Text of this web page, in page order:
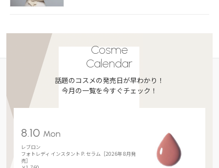
Cosme
Calendar
話題のコスメの発売日が早わかり！
今月の一覧を今すぐチェック！
8.10 Mon
レブロン
フォトレディ インスタント P. セラム［2026年 8月発
売］